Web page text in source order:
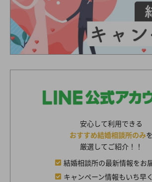
安心して利用できる
おすすめ結婚相談所のみを
厳選してご紹介！！
結婚相談所の最新情報をお
キャンペーン情報もいち早